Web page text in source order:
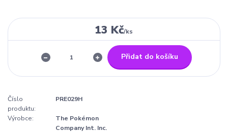
13 Kč/ks
Přidat do košíku
Číslo
produktu:
PRE029H
Výrobce:
The Pokémon
Company Int. Inc.